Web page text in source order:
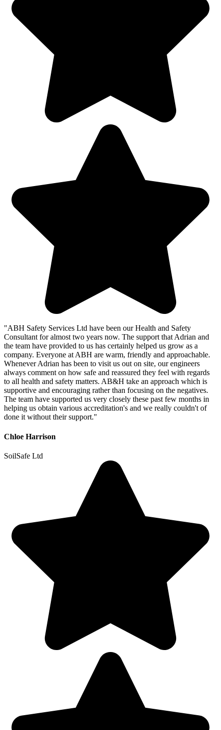
"ABH Safety Services Ltd have been our Health and Safety
Consultant for almost two years now. The support that Adrian and
the team have provided to us has certainly helped us grow as a
company. Everyone at ABH are warm, friendly and approachable.
Whenever Adrian has been to visit us out on site, our engineers
always comment on how safe and reassured they feel with regards
to all health and safety matters. AB&H take an approach which is
supportive and encouraging rather than focusing on the negatives.
The team have supported us very closely these past few months in
helping us obtain various accreditation's and we really couldn't of
done it without their support."
Chloe Harrison
SoilSafe Ltd